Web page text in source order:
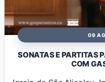
09
SONATAS E PARTITAS
COM